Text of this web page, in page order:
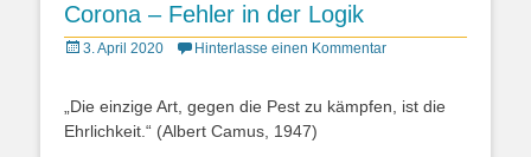
Corona – Fehler in der Logik
Posted
3. April 2020 Hinterlasse einen Kommentar
„Die einzige Art, gegen die Pest zu kämpfen, ist die
Ehrlichkeit.“ (Albert Camus, 1947)